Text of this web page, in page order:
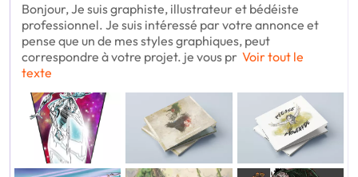
Bonjour, Je suis graphiste, illustrateur et bédéiste
professionnel. Je suis intéressé par votre annonce et
pense que un de mes styles graphiques, peut
correspondre à votre projet. je vous pr Voir tout le
texte